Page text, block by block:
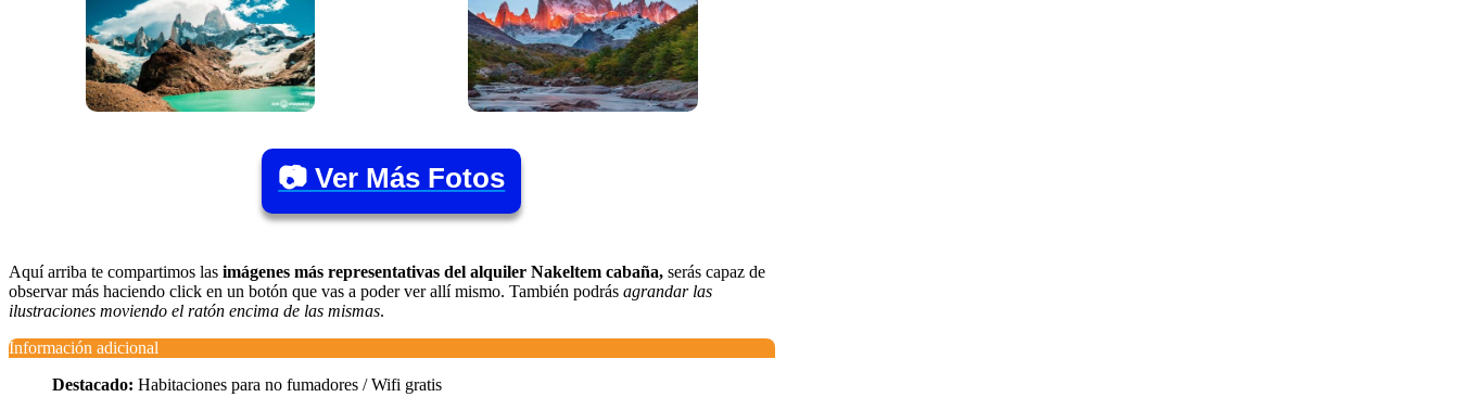
📷 Ver Más Fotos
Aquí arriba te compartimos las imágenes más representativas del alquiler Nakeltem cabaña, serás capaz de
observar más haciendo click en un botón que vas a poder ver allí mismo. También podrás agrandar las
ilustraciones moviendo el ratón encima de las mismas.
Información adicional
Destacado: Habitaciones para no fumadores / Wifi gratis